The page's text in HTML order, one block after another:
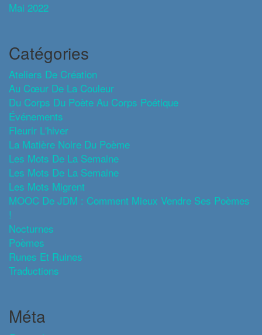
Mai 2022
Catégories
Ateliers De Création
Au Cœur De La Couleur
Du Corps Du Poète Au Corps Poétique
Événements
Fleurir L'hiver
La Matière Noire Du Poème
Les Mots De La Semaine
Les Mots De La Semaine
Les Mots Migrent
MOOC De JDM : Comment Mieux Vendre Ses Poèmes
!
Nocturnes
Poèmes
Runes Et Ruines
Traductions
Méta